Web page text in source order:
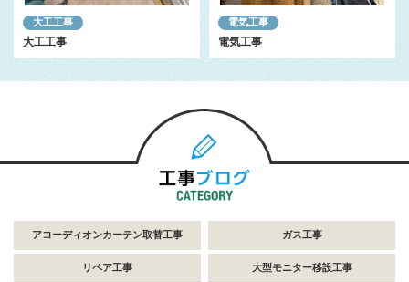
大工工事
大工工事
電気工事
電気工事
アコーディオンカーテン取替工事 ガス工事
リペア工事 大型モニター移設工事